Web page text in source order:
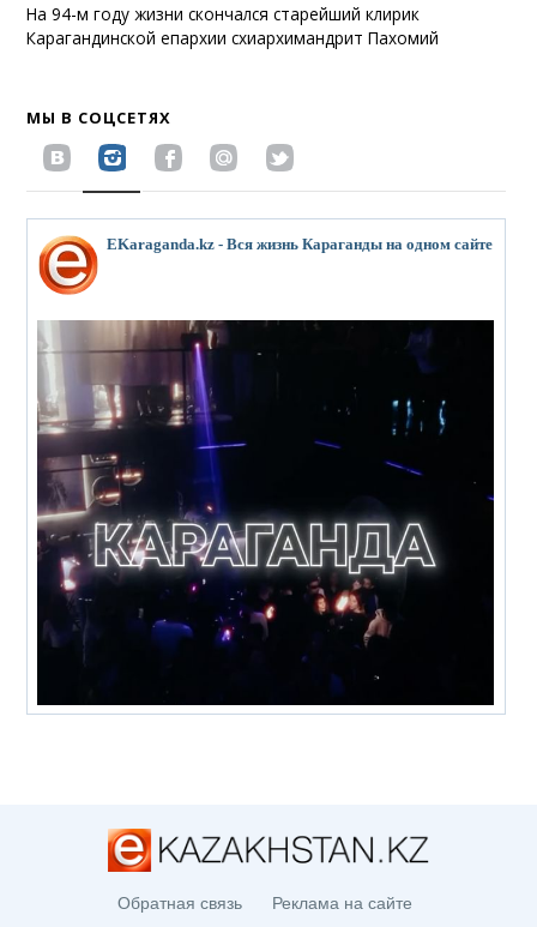
На 94-м году жизни скончался старейший клирик
Карагандинской епархии схиархимандрит Пахомий
МЫ В СОЦСЕТЯХ
EKaraganda.kz - Вся жизнь Караганды на одном сайте
Обратная связь Реклама на сайте